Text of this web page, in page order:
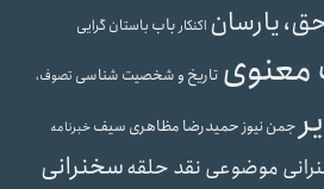
یارسان اکنکارباب باستان گرایی
تاریخ و شخصیت شناسی تصوف،
جمن نیوزحمیدرضا مظاهری سیفخبرنامه
موضوعی نقد حلقهسخنرانی